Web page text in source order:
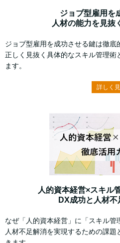
ジョブ型雇用を
人材の能力を見抜
ジョブ型雇用を成功させる鍵は徹
正しく見抜く具体的なスキル管理術
ます。
詳しく
人的資本経営×スキル
DX成功と人材
なぜ「人的資本経営」に「スキル管
人材不足解消を実現するための課